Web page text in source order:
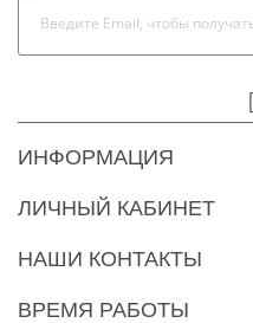
ИНФОРМАЦИЯ
ЛИЧНЫЙ КАБИНЕТ
НАШИ КОНТАКТЫ
ВРЕМЯ РАБОТЫ